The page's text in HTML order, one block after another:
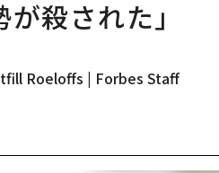
殺された」
Roeloffs | Forbes Staff